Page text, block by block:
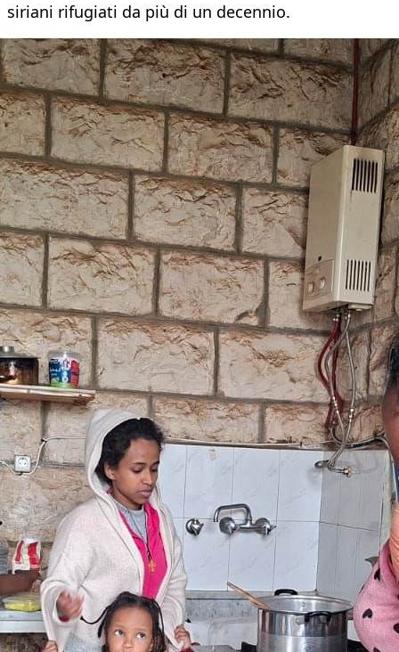
siriani rifugiati da più di un decennio.